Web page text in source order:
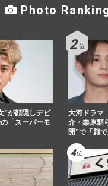
Photo
”が顔隠しデビ
「スーパーモ
大河ドラマ
介・栗原類
開”で「顔